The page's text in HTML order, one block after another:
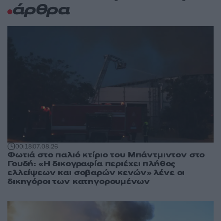
άρθρα
00:1807.08.26
Φωτιά στο παλιό κτίριο του Μπάντμιντον στο
Γουδή: «Η δικογραφία περιέχει πλήθος
ελλείψεων και σοβαρών κενών» λένε οι
δικηγόροι των κατηγορουμένων